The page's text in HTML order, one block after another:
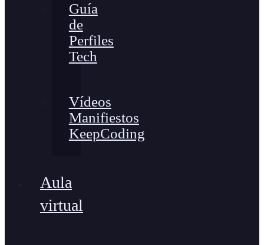
Guía
de
Perfiles
Tech
Vídeos
Manifiestos
KeepCoding
Aula
virtual